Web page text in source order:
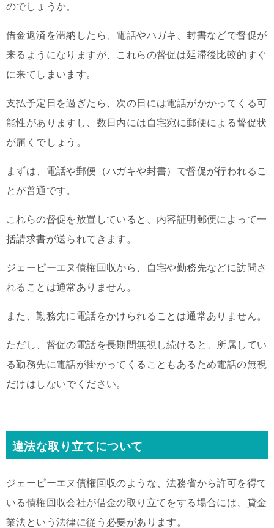
のでしょうか。
借金返済を滞納したら、電話やハガキ、封書などで督促が
来るようになりますが、これらの督促は延滞後比較的すぐ
に来てしまいます。
支払予定日を過ぎたら、次の日には電話がかかってくる可
能性がありますし、数日内には自宅宛に郵便による督促状
が届くでしょう。
まずは、電話や郵便（ハガキや封書）で督促が行われるこ
とが普通です。
これらの督促を放置していると、内容証明郵便によって一
括請求書が送られてきます。
ジェーピーエヌ債権回収から、自宅や勤務先などに訪問さ
れることは通常ありません。
また、勤務先に電話をかけられることは通常ありません。
ただし、督促の電話を長期間無視し続けると、所属してい
る勤務先に電話が掛かってくることもあるため電話の無視
だけはしないでください。
違法な取り立てについて
ジェーピーエヌ債権回収のような、法務省から許可を得て
いる債権回収会社が借金の取り立てをする場合には、貸金
業法という法律に従う必要があります。